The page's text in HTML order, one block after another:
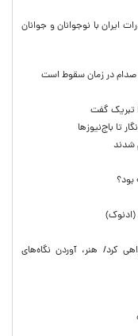
ایران با نوجوانان و جوانان
صدام در زمان سقوط است
تبریک گفت
تا باج‌نیوزها
بود؟
کرد/ هنر، آوردن نگاه‌های